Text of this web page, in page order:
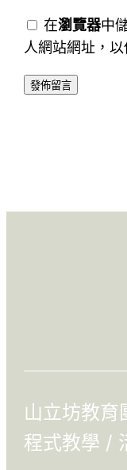
在瀏覽器中
人網站網址，
山立坊教
程式教學 /